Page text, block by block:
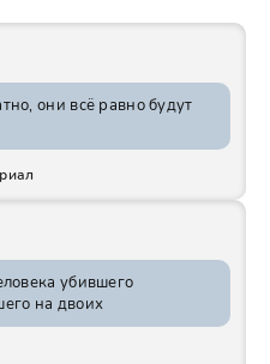
они всё равно будут
убившего
на двоих